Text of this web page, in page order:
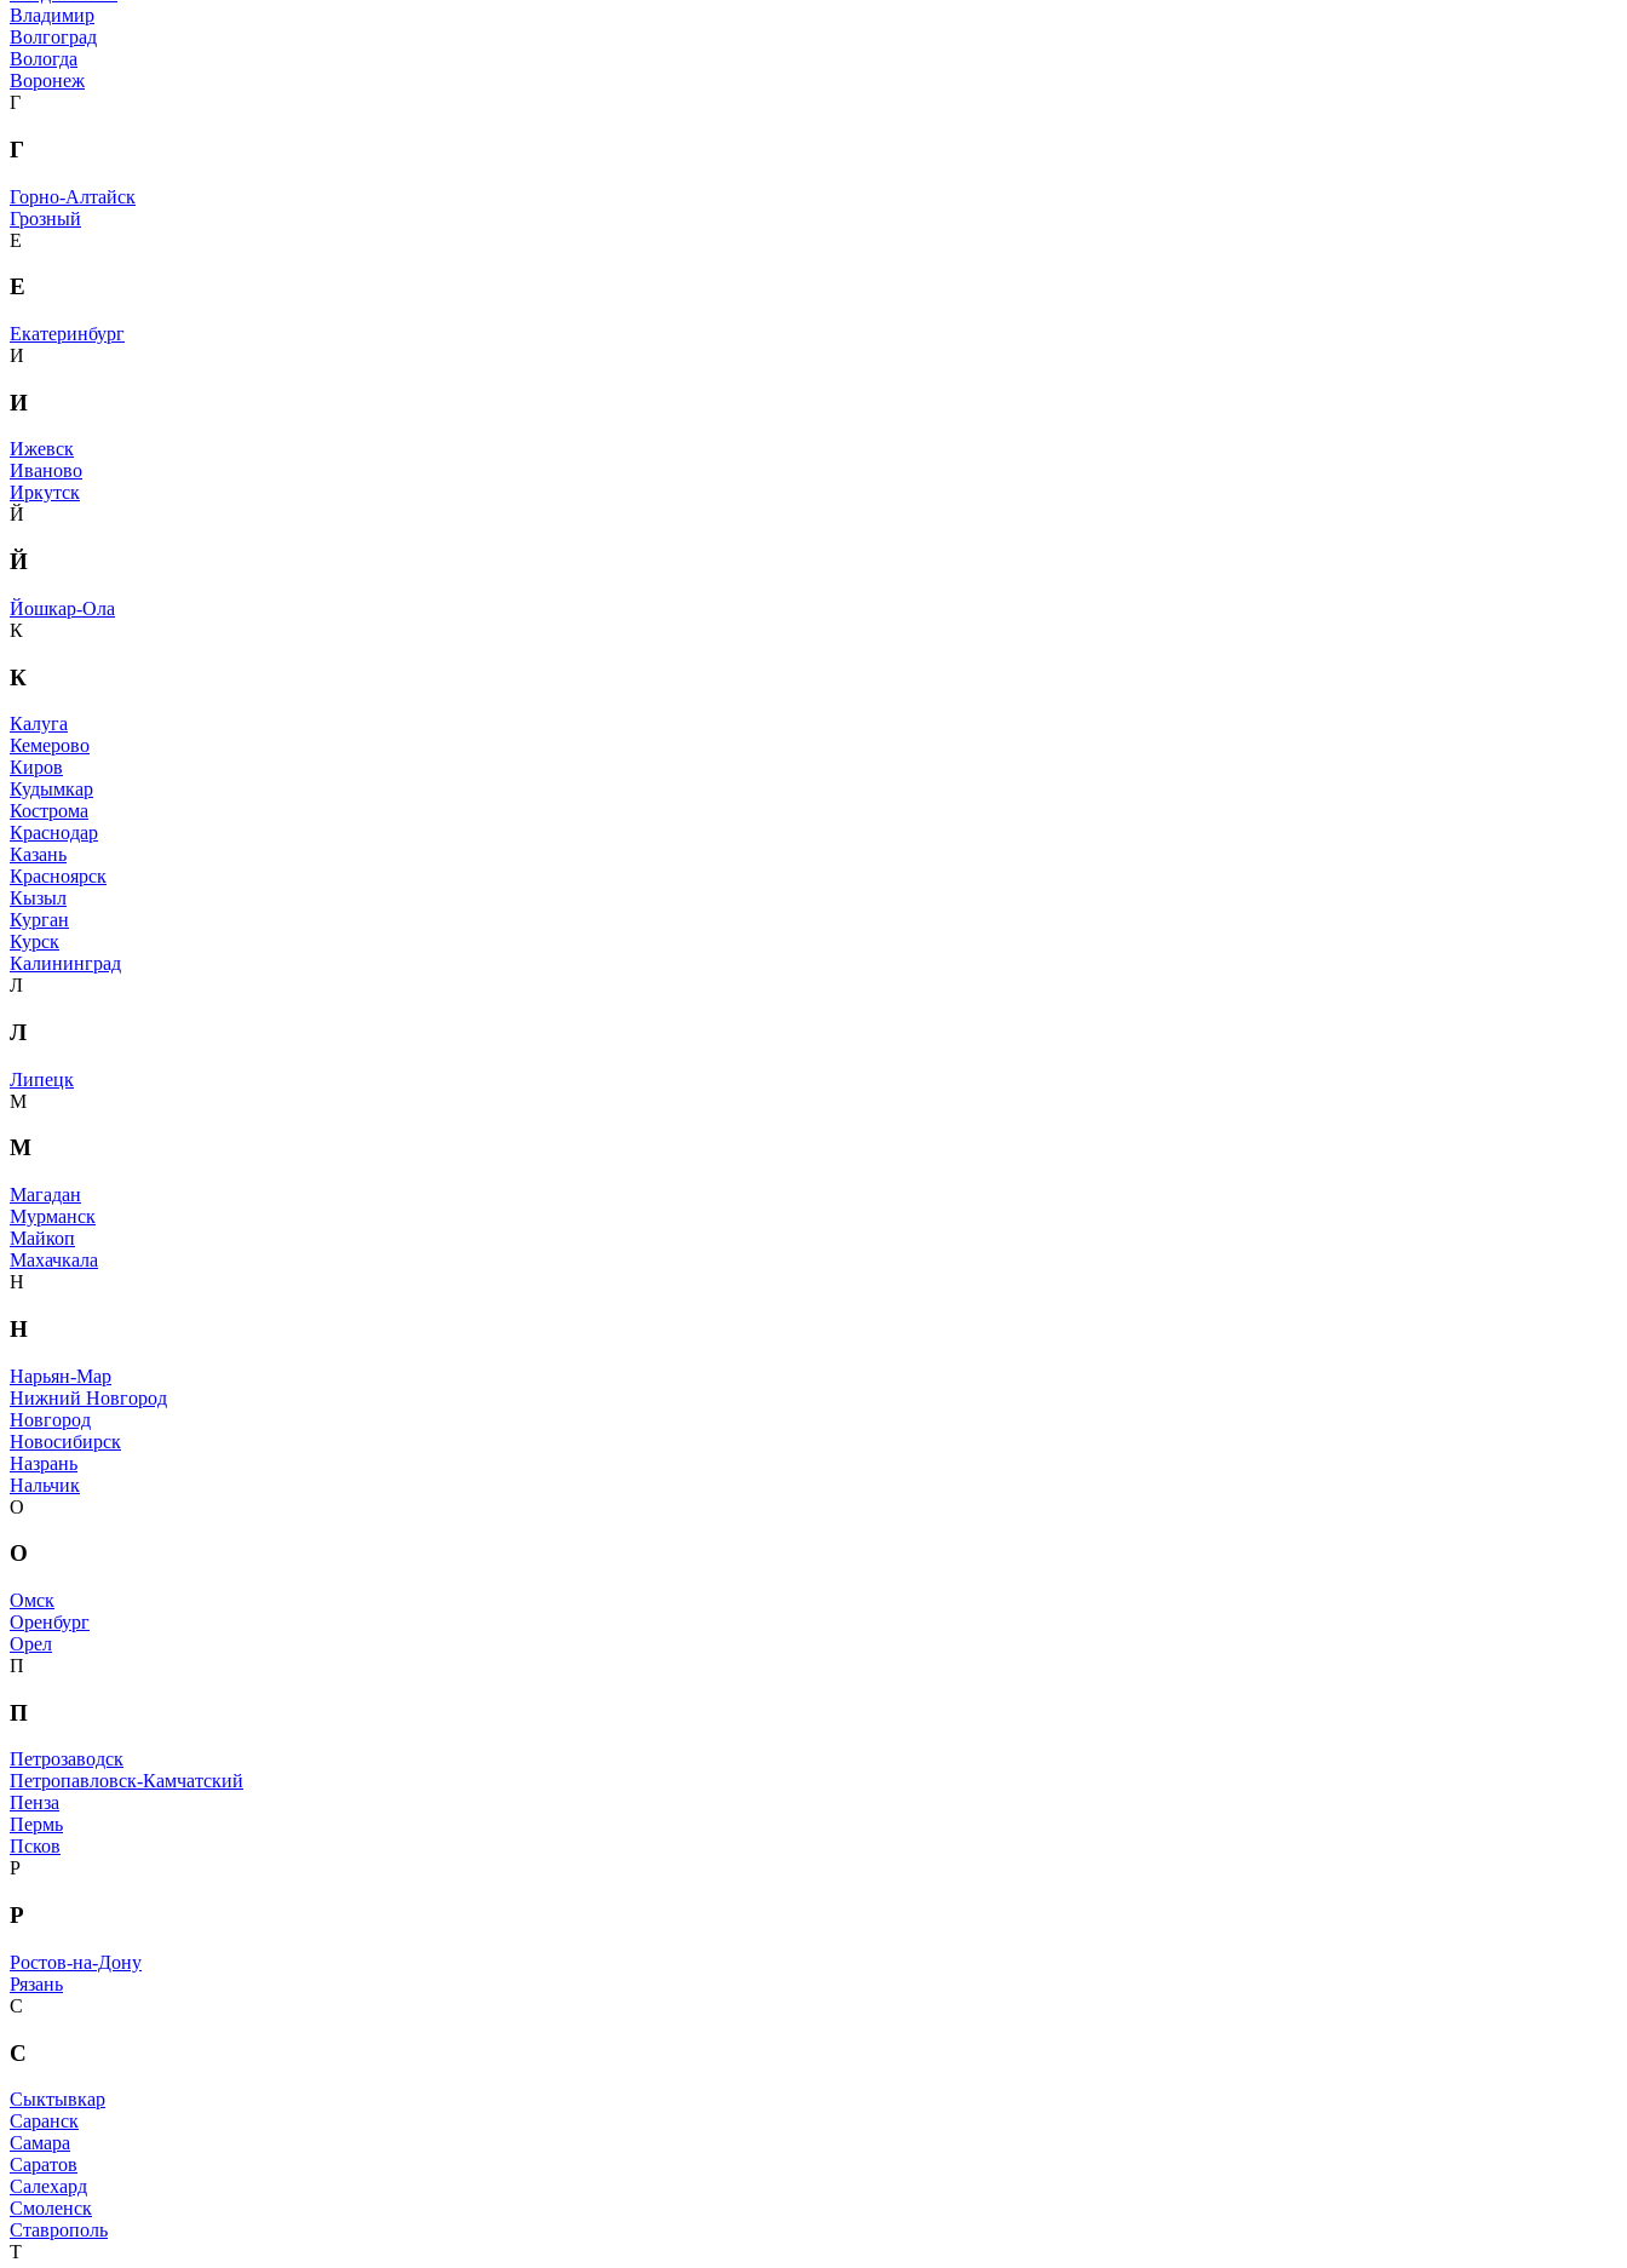
Владимир
Волгоград
Вологда
Воронеж
Г
Г
Горно-Алтайск
Грозный
Е
Е
Екатеринбург
И
И
Ижевск
Иваново
Иркутск
Й
Й
Йошкар-Ола
К
К
Калуга
Кемерово
Киров
Кудымкар
Кострома
Краснодар
Казань
Красноярск
Кызыл
Курган
Курск
Калининград
Л
Л
Липецк
М
М
Магадан
Мурманск
Майкоп
Махачкала
Н
Н
Нарьян-Мар
Нижний Новгород
Новгород
Новосибирск
Назрань
Нальчик
О
О
Омск
Оренбург
Орел
П
П
Петрозаводск
Петропавловск-Камчатский
Пенза
Пермь
Псков
Р
Р
Ростов-на-Дону
Рязань
С
С
Сыктывкар
Саранск
Самара
Саратов
Салехард
Смоленск
Ставрополь
Т